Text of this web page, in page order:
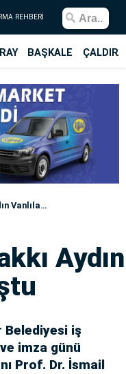
REHBERİ
BAŞKALE
buluştu
Aydın
Belediyesi iş
imza günü
Prof. Dr. İsmail